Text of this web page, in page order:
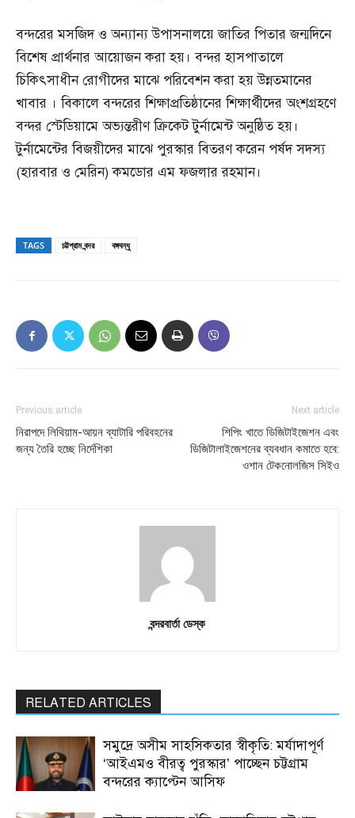
বন্দরের মসজিদ ও অন্যান্য উপাসনালয়ে জাতির পিতার জন্মদিনে
বিশেষ প্রার্থনার আয়োজন করা হয়। বন্দর হাসপাতালে
চিকিৎসাধীন রোগীদের মাঝে পরিবেশন করা হয় উন্নতমানের
খাবার । বিকালে বন্দরের শিক্ষাপ্রতিষ্ঠানের শিক্ষার্থীদের অংশগ্রহণে
বন্দর স্টেডিয়ামে অভ্যন্তরীণ ক্রিকেট টুর্নামেন্ট অনুষ্ঠিত হয়।
টুর্নামেন্টের বিজয়ীদের মাঝে পুরস্কার বিতরণ করেন পর্ষদ সদস্য
(হারবার ও মেরিন) কমডোর এম ফজলার রহমান।
TAGS চট্টগ্রাম বন্দর বঙ্গবন্ধু
Previous article
নিরাপদে লিথিয়াম-আয়ন ব্যাটারি পরিবহনের
জন্য তৈরি হচ্ছে নির্দেশিকা
Next article
শিপিং খাতে ডিজিটাইজেশন এবং
ডিজিটালাইজেশনের ব্যবধান কমাতে হবে:
ওশান টেকনোলজিস সিইও
বন্দরবার্তা ডেস্ক
RELATED ARTICLES
সমুদ্রে অসীম সাহসিকতার স্বীকৃতি: মর্যাদাপূর্ণ
‘আইএমও বীরত্ব পুরস্কার’ পাচ্ছেন চট্টগ্রাম
বন্দরের ক্যাপ্টেন আসিফ